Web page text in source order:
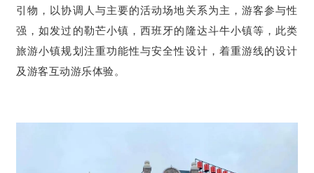
引物，以协调人与主要的活动场地关系为主，游客参与性
强，如发过的勒芒小镇，西班牙的隆达斗牛小镇等，此类
旅游小镇规划注重功能性与安全性设计，着重游线的设计
及游客互动游乐体验。